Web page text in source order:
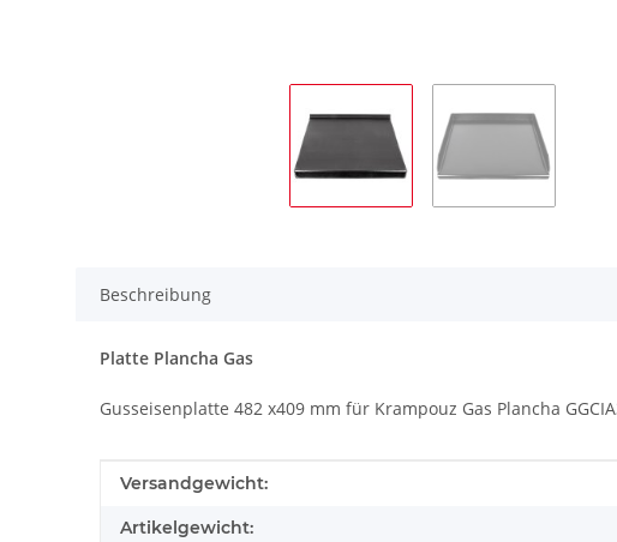
Beschreibung
Platte Plancha Gas
Gusseisenplatte 482 x409 mm für Krampouz Gas Plancha
Produkteigenschaft
Wert
Versandgewicht:
Artikelgewicht: